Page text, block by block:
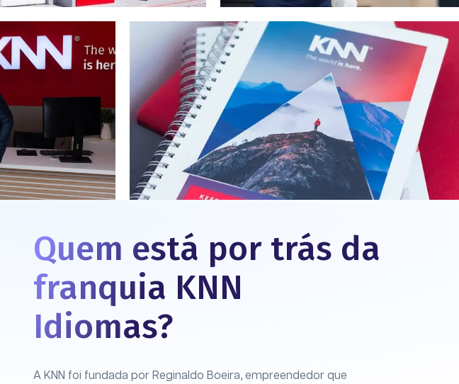
Quem está por trás da
franquia KNN
Idiomas?
A KNN foi fundada por Reginaldo Boeira, empreendedor que